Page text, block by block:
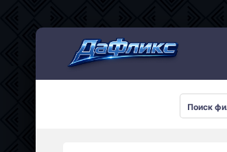
Мультсериалы